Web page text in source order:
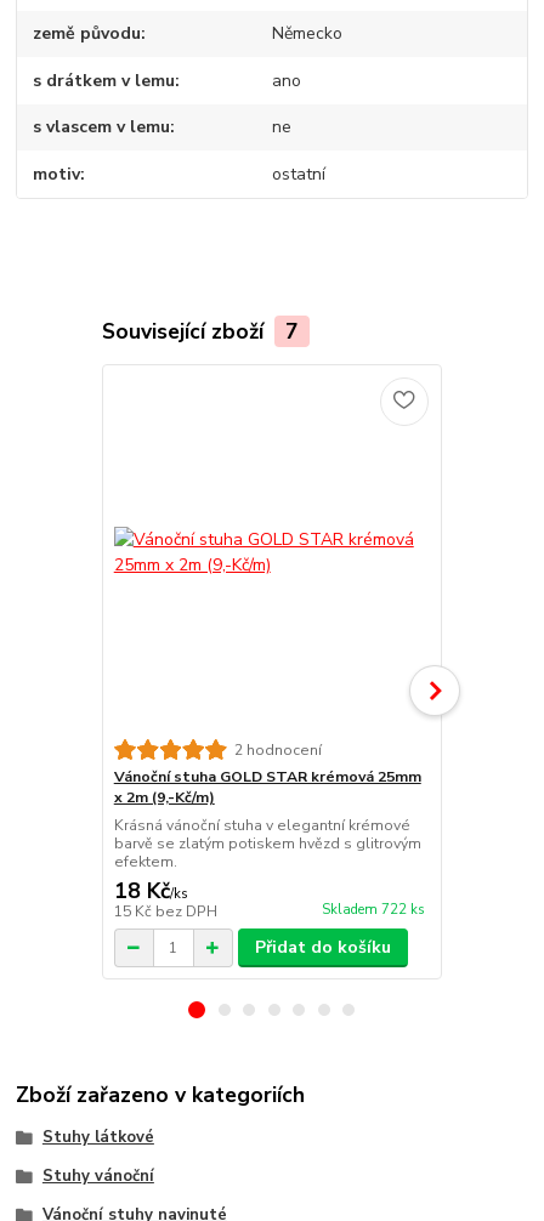
země původu Německo
s drátkem v lemu ano
s vlascem v lemu ne
motiv ostatní
Související zboží 7
2 hodnocení
Vánoční stuha GOLD STAR krémová 25mm
x 2m (9,-Kč/m)
Krásná vánoční stuha v elegantní krémové
barvě se zlatým potiskem hvězd s glitrovým
efektem.
18 Kč/ks
15 Kč bez DPH Skladem 722 ks
Přidat do košíku
Zboží zařazeno v kategoriích
Stuhy látkové
Stuhy vánoční
Vánoční stuhy navinuté